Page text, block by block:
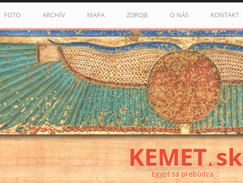
FOTO ARCHÍV MAPA ZDROJE O NÁS KONTAKT
KEMET▲sk
Egypt sa prebúdza...